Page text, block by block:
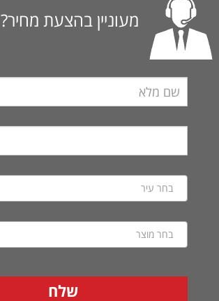
מעוניין בהצעת מחיר?
בחר עיר
בחר מוצר